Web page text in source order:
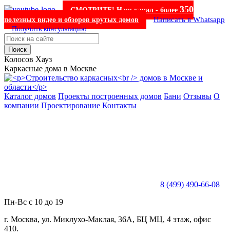
СМОТРИТЕ! Наш канал - более 350
полезных видео и обзоров крутых домов Написать в Whatsapp
Получить консультацию
Поиск
Колосов Хауз
Каркасные дома в Москве
Каталог домов Проекты построенных домов Бани Отзывы О
компании Проектирование Контакты
8 (499) 490-66-08
Пн-Вс с 10 до 19
г. Москва, ул. Миклухо-Маклая, 36А, БЦ МЦ, 4 этаж, офис
410.